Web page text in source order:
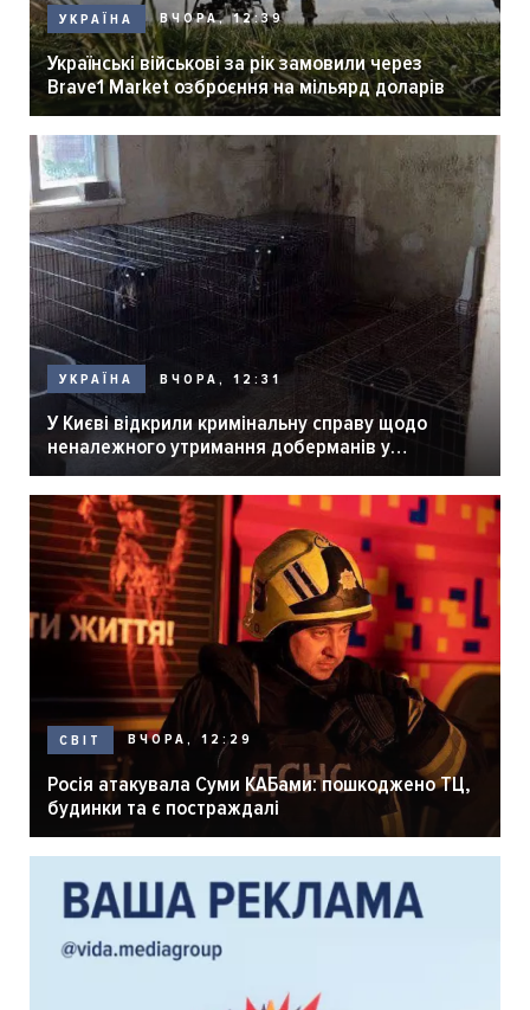
УКРАЇНА ВЧОРА, 12:39
Українські військові за рік замовили через
Brave1 Market озброєння на мільярд доларів
УКРАЇНА ВЧОРА, 12:31
У Києві відкрили кримінальну справу щодо
неналежного утримання доберманів у
розпліднику
СВІТ ВЧОРА, 12:29
Росія атакувала Суми КАБами: пошкоджено ТЦ,
будинки та є постраждалі